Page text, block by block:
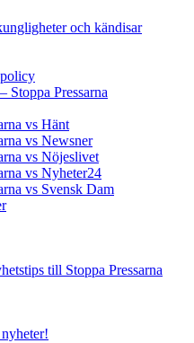
och kändisar
Stoppa Pressarna
vs Hänt
vs Newsner
vs Nöjeslivet
vs Nyheter24
vs Svensk Dam
till Stoppa Pressarna